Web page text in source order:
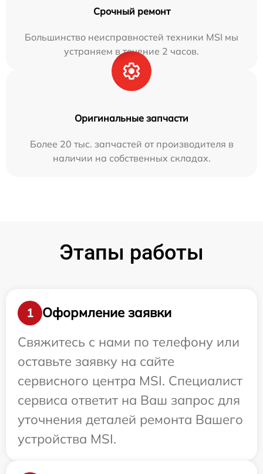
Срочный ремонт
Большинство неисправностей техники MSI мы
устраняем в течение 2 часов.
Оригинальные запчасти
Более 20 тыс. запчастей от производителя в
наличии на собственных складах.
Этапы работы
1
Оформление заявки
Свяжитесь с нами по телефону или
оставьте заявку на сайте
сервисного центра MSI. Специалист
сервиса ответит на Ваш запрос для
уточнения деталей ремонта Вашего
устройства MSI.